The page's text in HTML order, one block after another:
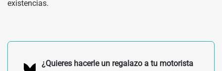
existencias.
¿Quieres hacerle un regalazo a tu motorista